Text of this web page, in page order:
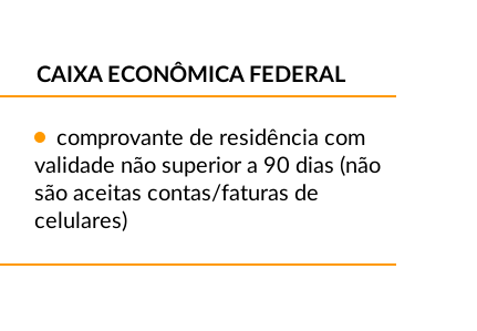
CAIXA ECONÔMICA FEDERAL
comprovante de residência com
validade não superior a 90 dias (não
são aceitas contas/faturas de
celulares)